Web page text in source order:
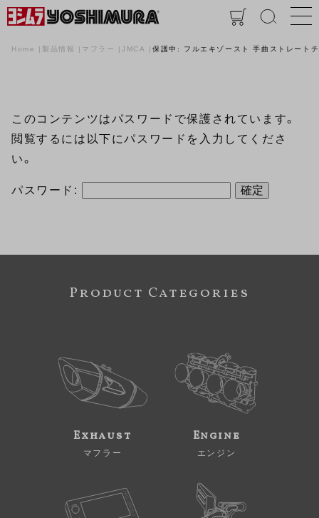
Home 製品情報 マフラー JMCA 保護中: フルエキゾースト 手曲ストレート
このコンテンツはパスワードで保護されています。
閲覧するには以下にパスワードを入力してくださ
い。
パスワード:
Product Categories
Exhaust
マフラー
Engine
エンジン